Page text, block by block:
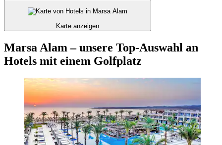
Karte anzeigen
Marsa Alam – unsere Top-Auswahl an
Hotels mit einem Golfplatz